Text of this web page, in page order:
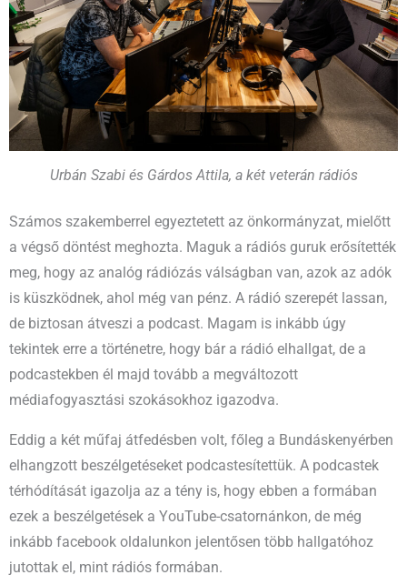
Urbán Szabi és Gárdos Attila, a két veterán rádiós
Számos szakemberrel egyeztetett az önkormányzat, mielőtt
a végső döntést meghozta. Maguk a rádiós guruk erősítették
meg, hogy az analóg rádiózás válságban van, azok az adók
is küszködnek, ahol még van pénz. A rádió szerepét lassan,
de biztosan átveszi a podcast. Magam is inkább úgy
tekintek erre a történetre, hogy bár a rádió elhallgat, de a
podcastekben él majd tovább a megváltozott
médiafogyasztási szokásokhoz igazodva.
Eddig a két műfaj átfedésben volt, főleg a Bundáskenyérben
elhangzott beszélgetéseket podcastesítettük. A podcastek
térhódítását igazolja az a tény is, hogy ebben a formában
ezek a beszélgetések a YouTube-csatornánkon, de még
inkább facebook oldalunkon jelentősen több hallgatóhoz
jutottak el, mint rádiós formában.